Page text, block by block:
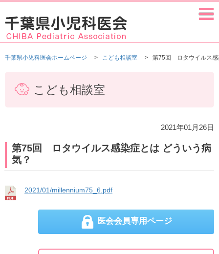
千葉県小児科医会ホームページ こども相談室 第75回 ロタウイルス感
こども相談室
2021年01月26日
第75回 ロタウイルス感染症とは どういう病
気？
2021/01/millennium75_6.pdf
医会会員専用ページ